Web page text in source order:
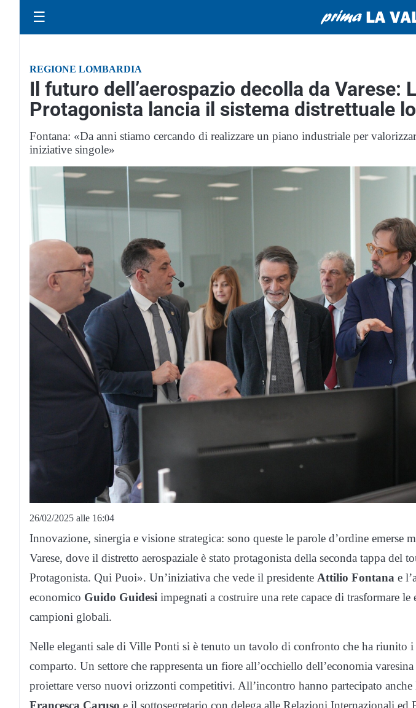
☰
REGIONE LOMBARDIA
Il futuro dell’aerospazio decolla da Varese:
Protagonista lancia il sistema distrettuale
Fontana: «Da anni stiamo cercando di realizzare un piano industriale per
iniziative singole»
26/02/2025 alle 16:04
Innovazione, sinergia e visione strategica: sono queste le parole d’ordine emerse
Varese, dove il distretto aerospaziale è stato protagonista della seconda tappa del
Protagonista. Qui Puoi». Un’iniziativa che vede il presidente Attilio Fontana e
economico Guido Guidesi impegnati a costruire una rete capace di trasformare le
campioni globali.
Nelle eleganti sale di Ville Ponti si è tenuto un tavolo di confronto che ha riunito
comparto. Un settore che rappresenta un fiore all’occhiello dell’economia
proiettare verso nuovi orizzonti competitivi. All’incontro hanno partecipato anche
Francesca Caruso e il sottosegretario con delega alle Relazioni Internazionali ed